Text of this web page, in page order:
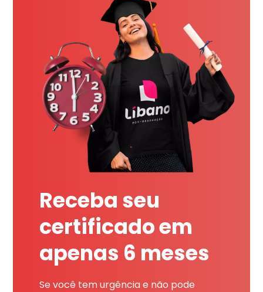
Receba seu
certificado em
apenas 6 meses
Se você tem urgência e não pode